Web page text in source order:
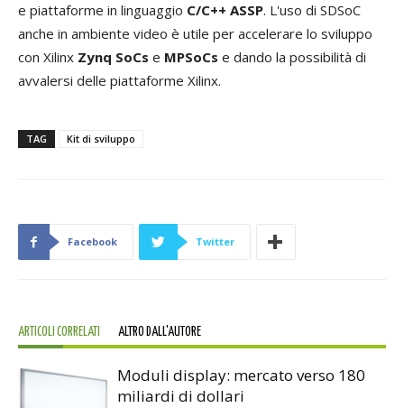
e piattaforme in linguaggio C/C++ ASSP. L'uso di SDSoC
anche in ambiente video è utile per accelerare lo sviluppo
con Xilinx Zynq SoCs e MPSoCs e dando la possibilità di
avvalersi delle piattaforme Xilinx.
TAG Kit di sviluppo
Facebook Twitter
ARTICOLI CORRELATI ALTRO DALL'AUTORE
Moduli display: mercato verso 180
miliardi di dollari